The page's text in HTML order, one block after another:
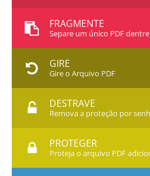
FRAGMENTE
Separe um único PDF
GIRE
Gire o Arquivo PDF
DESTRAVE
Remova a proteção por
PROTEGER
Proteja o arquivo PDF